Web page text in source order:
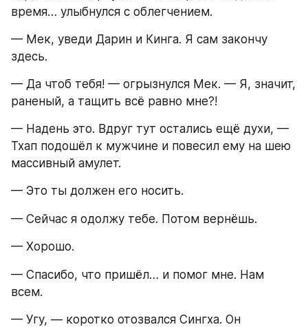
время… улыбнулся с облегчением.
— Мек, уведи Дарин и Кинга. Я сам закончу
здесь.
— Да чтоб тебя! — огрызнулся Мек. — Я, значит,
раненый, а тащить всё равно мне?!
— Надень это. Вдруг тут остались ещё духи, —
Тхап подошёл к мужчине и повесил ему на шею
массивный амулет.
— Это ты должен его носить.
— Сейчас я одолжу тебе. Потом вернёшь.
— Хорошо.
— Спасибо, что пришёл… и помог мне. Нам
всем.
— Угу, — коротко отозвался Сингха. Он